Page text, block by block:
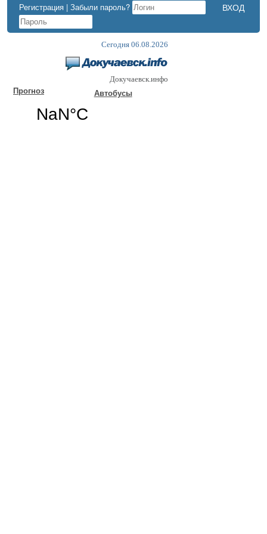
Регистрация | Забыли пароль?
Сегодня 06.08.2026
Докучаевск.инфо
Прогноз Автобусы